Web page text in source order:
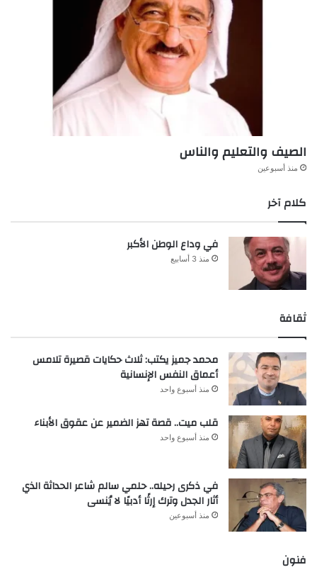
الصيف والتعليم والناس
منذ أسبوعين
كلام آخر
في وداع الوطن الأكبر
منذ 3 أسابيع
ثقافة
محمد جميز يكتب: ثلاث حكايات قصيرة تلامس
أعماق النفس الإنسانية
منذ أسبوع واحد
قلب ميت.. قصة تهز الضمير عن عقوق الأبناء
منذ أسبوع واحد
في ذكرى رحيله.. حلمي سالم شاعر الحداثة الذي
أثار الجدل وترك إرثًا أدبيًا لا يُنسى
منذ أسبوعين
فنون